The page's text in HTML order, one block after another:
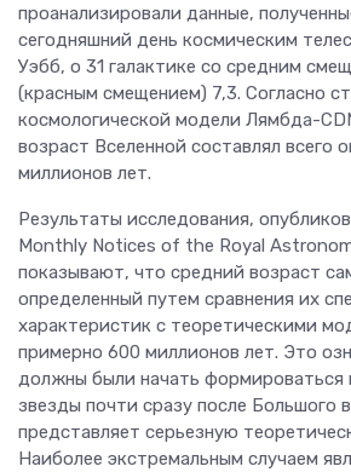
проанализировали данные,
сегодняшний день космическим
Уэбб, о 31 галактике со средним
(красным смещением) 7,3. Согласно
космологической модели Лямбда-
возраст Вселенной составлял всего
миллионов лет.
Результаты исследования,
Monthly Notices of the Royal
показывают, что средний возраст
определенный путем сравнения их
характеристик с теоретическими
примерно 600 миллионов лет. Это
должны были начать формироваться
звезды почти сразу после Большого
представляет серьезную
Наиболее экстремальным случаем